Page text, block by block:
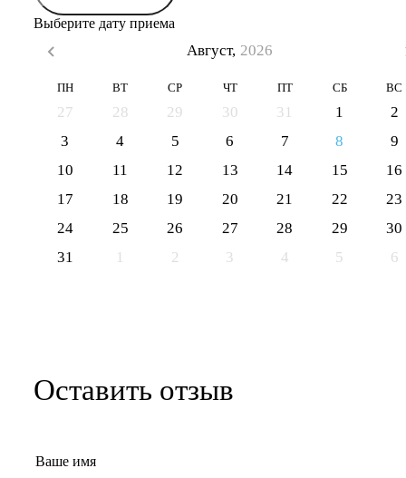
Выберите дату приема
Август, 2026
ПН ВТ СР ЧТ ПТ СБ ВС
27 28 29 30 31 1
2
3
4 5 6 7 8
9
10
11 12 13 14 15
16
17
18 19 20 21 22
23
24
25 26 27 28 29
30
31
1 2 3 4 5 6
Оставить отзыв